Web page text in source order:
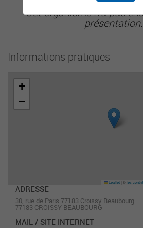
Cet organisme n'a pas
présentation.
Informations pratiques
+
−
Leaflet ©les
ADRESSE
30, rue de Paris 77183 Croissy Beaubourg
77183 CROISSY BEAUBOURG
MAIL / SITE INTERNET